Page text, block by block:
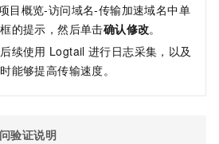
目概览-访问域名-传输加速域名中单
的提示，然后单击确认修改。
续使用 Logtail 进行日志采集，以及
能够提高传输速度。
验证说明